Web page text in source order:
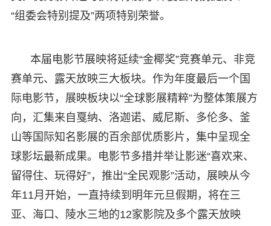
“组委会特别提及”两项特别荣誉。
本届电影节展映将延续“金椰奖”竞赛单元、非竞
赛单元、露天放映三大板块。作为年度最后一个国
际电影节，展映板块以“全球影展精粹”为整体策展方
向，汇集来自戛纳、洛迦诺、威尼斯、多伦多、釜
山等国际知名影展的百余部优质影片，集中呈现全
球影坛最新成果。电影节多措并举让影迷“喜欢来、
留得住、玩得好”，推出“全民观影”活动，展映从今
年11月开始，一直持续到明年元旦假期，将在三
亚、海口、陵水三地的12家影院及多个露天放映